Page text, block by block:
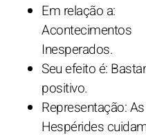
Em relação a:
Acontecimentos
Inesperados.
Seu efeito é:
positivo.
Representação:
Hespérides